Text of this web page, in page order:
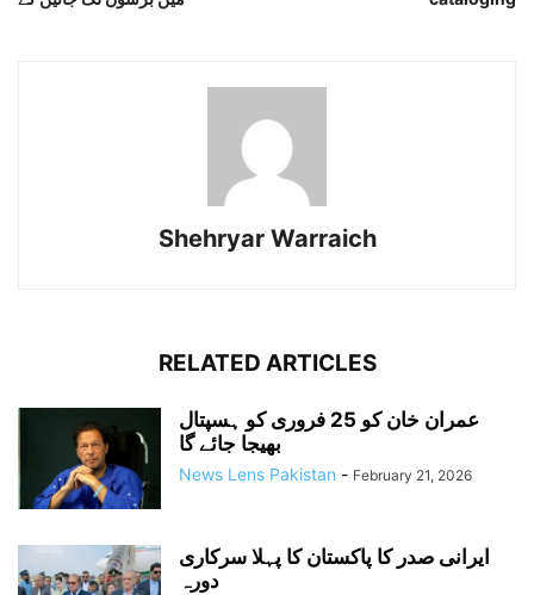
Shehryar Warraich
RELATED ARTICLES
عمران خان کو 25 فروری کو ہسپتال
بھیجا جائے گا
News Lens Pakistan - February 21, 2026
ایرانی صدر کا پاکستان کا پہلا سرکاری
دورہ